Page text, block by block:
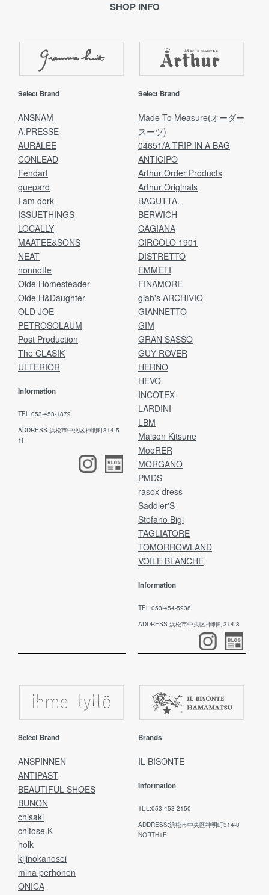
SHOP INFO
Select Brand
ANSNAM
A.PRESSE
AURALEE
CONLEAD
Fendart
guepard
I am dork
ISSUETHINGS
LOCALLY
MAATEE&SONS
NEAT
nonnotte
Olde Homesteader
Olde H&Daughter
OLD JOE
PETROSOLAUM
Post Production
The CLASIK
ULTERIOR
Information
TEL:053-453-1879
ADDRESS:浜松市中央区神明町314-5
1F
Select Brand
Made To Measure(オーダー
スーツ)
04651/A TRIP IN A BAG
ANTICIPO
Arthur Order Products
Arthur Originals
BAGUTTA.
BERWICH
CAGIANA
CIRCOLO 1901
DISTRETTO
EMMETI
FINAMORE
giab's ARCHIVIO
GIANNETTO
GIM
GRAN SASSO
GUY ROVER
HERNO
HEVO
INCOTEX
LARDINI
LBM
Maison Kitsune
MooRER
MORGANO
PMDS
rasox dress
Saddler'S
Stefano Bigi
TAGLIATORE
TOMORROWLAND
VOILE BLANCHE
Information
TEL:053-454-5938
ADDRESS:浜松市中央区神明町314-8
Select Brand
ANSPINNEN
ANTIPAST
BEAUTIFUL SHOES
BUNON
chisaki
chitose.K
holk
kijinokanosei
mina perhonen
ONICA
Brands
IL BISONTE
Information
TEL:053-453-2150
ADDRESS:浜松市中央区神明町314-8
NORTH1F